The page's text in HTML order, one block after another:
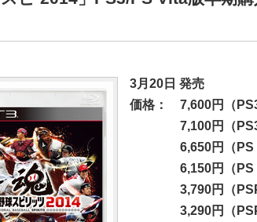
3月20日 発売
価格：
7,600円（
7,100円（
6,650円（PS
6,150円（PS
3,790円（
3,290円（